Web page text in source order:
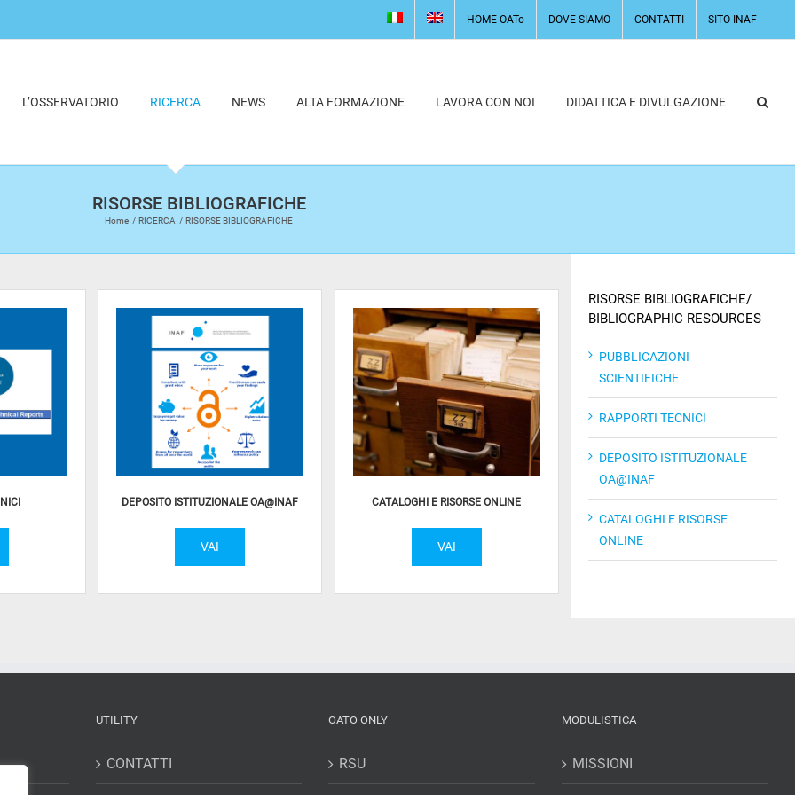
HOME OATo DOVE SIAMO CONTATTI SITO INAF
L’OSSERVATORIO RICERCA NEWS ALTA FORMAZIONE LAVORA CON NOI DIDATTICA E DIVULGAZIONE
RISORSE BIBLIOGRAFICHE
Home RICERCA RISORSE BIBLIOGRAFICHE
DEPOSITO ISTITUZIONALE OA@INAF
VAI
CATALOGHI E RISORSE ONLINE
VAI
RISORSE BIBLIOGRAFICHE/
BIBLIOGRAPHIC RESOURCES
PUBBLICAZIONI
SCIENTIFICHE
RAPPORTI TECNICI
DEPOSITO ISTITUZIONALE
OA@INAF
CATALOGHI E RISORSE
ONLINE
UTILITY
CONTATTI
OATO ONLY
RSU
MODULISTICA
MISSIONI